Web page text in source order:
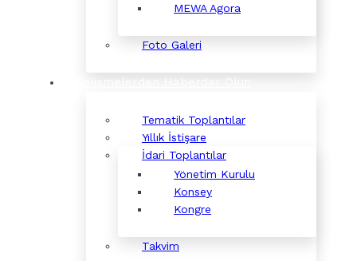
MEWA Agora
Foto Galeri
Tematik Toplantılar
Yıllık İstişare
İdari Toplantılar
Yönetim Kurulu
Konsey
Kongre
Takvim